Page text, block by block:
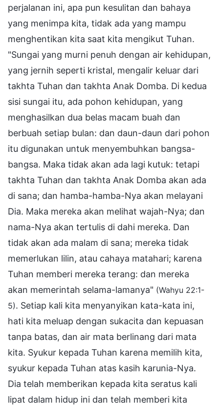
perjalanan ini, apa pun kesulitan dan bahaya
yang menimpa kita, tidak ada yang mampu
menghentikan kita saat kita mengikut Tuhan.
"Sungai yang murni penuh dengan air kehidupan,
yang jernih seperti kristal, mengalir keluar dari
takhta Tuhan dan takhta Anak Domba. Di kedua
sisi sungai itu, ada pohon kehidupan, yang
menghasilkan dua belas macam buah dan
berbuah setiap bulan: dan daun-daun dari pohon
itu digunakan untuk menyembuhkan bangsa-
bangsa. Maka tidak akan ada lagi kutuk: tetapi
takhta Tuhan dan takhta Anak Domba akan ada
di sana; dan hamba-hamba-Nya akan melayani
Dia. Maka mereka akan melihat wajah-Nya; dan
nama-Nya akan tertulis di dahi mereka. Dan
tidak akan ada malam di sana; mereka tidak
memerlukan lilin, atau cahaya matahari; karena
Tuhan memberi mereka terang: dan mereka
akan memerintah selama-lamanya" (Wahyu 22:1-
5). Setiap kali kita menyanyikan kata-kata ini,
hati kita meluap dengan sukacita dan kepuasan
tanpa batas, dan air mata berlinang dari mata
kita. Syukur kepada Tuhan karena memilih kita,
syukur kepada Tuhan atas kasih karunia-Nya.
Dia telah memberikan kepada kita seratus kali
lipat dalam hidup ini dan telah memberi kita